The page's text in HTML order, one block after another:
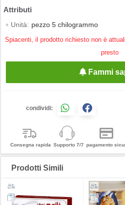
Unità: pezzo 5 chilogrammo
Spiacenti, il prodotto richiesto non è
presto
Fammi
condividi:
Consegna rapida Supporto 7/7 pagamento
Prodotti Simili